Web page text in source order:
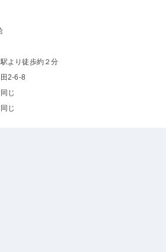
より徒歩約２分
2-6-8
じ
じ